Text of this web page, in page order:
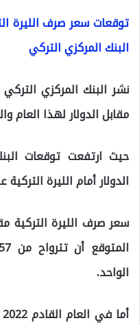
توقعات سعر صرف الليرة
البنك المركزي التركي
نشر البنك المركزي
مقابل الدولار لهذا العام
حيث ارتفعت توقعات
الدولار أمام الليرة
الواحد.